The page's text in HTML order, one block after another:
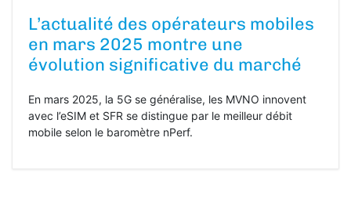
L’actualité des opérateurs mobiles
en mars 2025 montre une
évolution significative du marché
En mars 2025, la 5G se généralise, les MVNO innovent
avec l’eSIM et SFR se distingue par le meilleur débit
mobile selon le baromètre nPerf.